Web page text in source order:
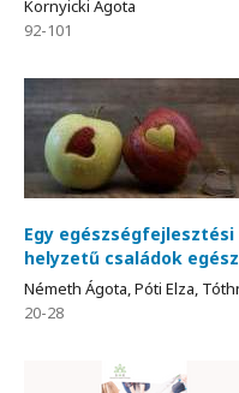
Kornyicki Ágota
92-101
Egy
helyzetű családok
Németh Ágota, Póti Elza,
20-28